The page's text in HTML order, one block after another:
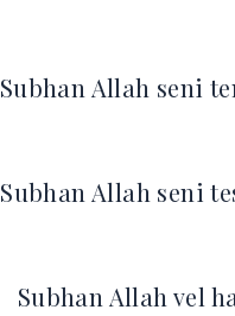
Subhan Allah seni
Subhan Allah seni
Subhan Allah vel